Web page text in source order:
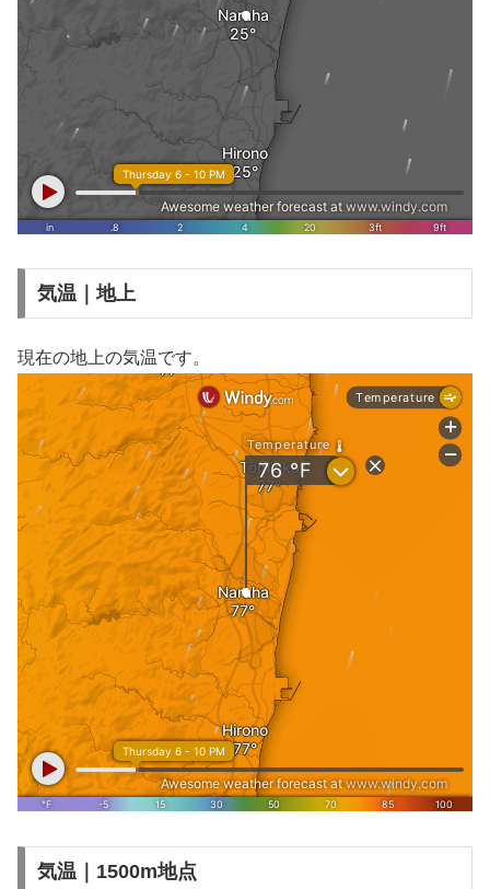
気温｜地上
現在の地上の気温です。
気温｜1500m地点